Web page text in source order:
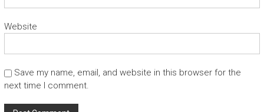
Website
Save my name, email, and website in this browser for the
next time I comment.